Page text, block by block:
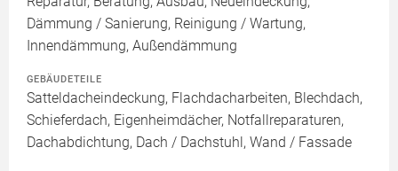
Dämmung / Sanierung, Reinigung / Wartung,
Innendämmung, Außendämmung
GEBÄUDETEILE
Satteldacheindeckung, Flachdacharbeiten, Blechdach,
Schieferdach, Eigenheimdächer, Notfallreparaturen,
Dachabdichtung, Dach / Dachstuhl, Wand / Fassade